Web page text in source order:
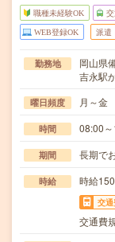
職種未経験OK
WEB登録OK 派遣
勤務地
岡山県
吉永駅
曜日頻度 月～金
時間 08:00
期間 長期で
時給 時給
交
交通費